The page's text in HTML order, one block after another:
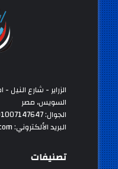
الزراير - شارع النيل
السويس، مصر
الجوال: 01007147647
البريد الألكتروني: admin@suezbalady.com
تصنيفات